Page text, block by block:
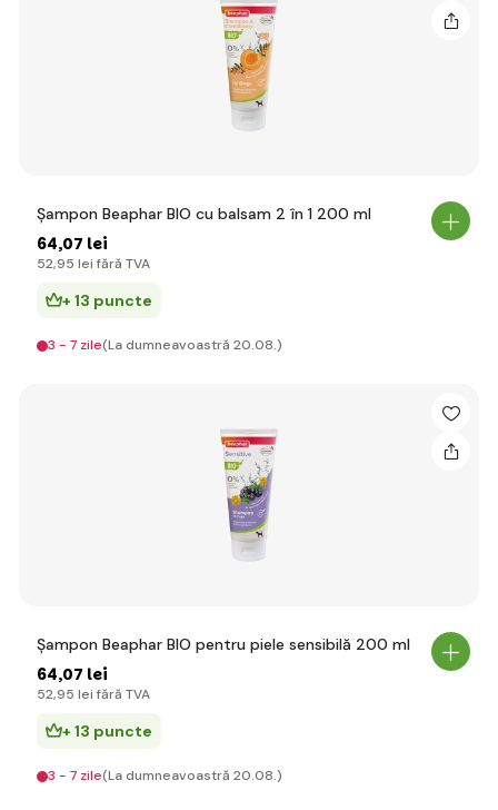
Șampon Beaphar BIO cu balsam 2 în 1 200 ml
64,07 lei
52,95 lei fără TVA
+ 13 puncte
3 - 7 zile(La dumneavoastră 20.08.)
Șampon Beaphar BIO pentru piele sensibilă 200 ml
64,07 lei
52,95 lei fără TVA
+ 13 puncte
3 - 7 zile(La dumneavoastră 20.08.)